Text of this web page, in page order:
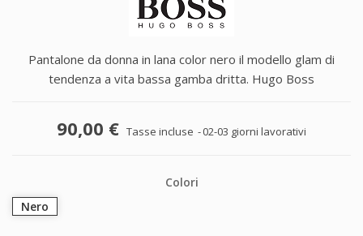
Pantalone da donna in lana color nero il modello glam di
tendenza a vita bassa gamba dritta. Hugo Boss
90,00 € Tasse incluse 02-03 giorni lavorativi
Colori
Nero